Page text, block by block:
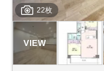
22枚